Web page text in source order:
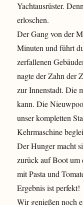
Yachtausrüster.
erloschen.
Der Gang von der
Minuten und führt
zerfallenen
nagte der Zahn der
zur Innenstadt. Die
kann. Die
unser kompletten
Kehrmaschine
Der Hunger macht
zurück auf Boot um
mit Pasta und
Ergebnis ist perfekt!
Wir genießen noch